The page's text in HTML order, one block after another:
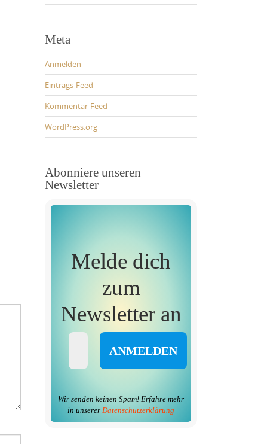
Meta
Anmelden
Eintrags-Feed
Kommentar-Feed
WordPress.org
Abonniere unseren
Newsletter
Melde dich
zum
Newsletter an
Wir senden keinen Spam! Erfahre mehr
in unserer Datenschutzerklärung